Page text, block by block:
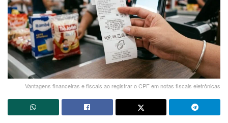
Vantagens financeiras e fiscais ao registrar o CPF em notas fiscais eletrônicas